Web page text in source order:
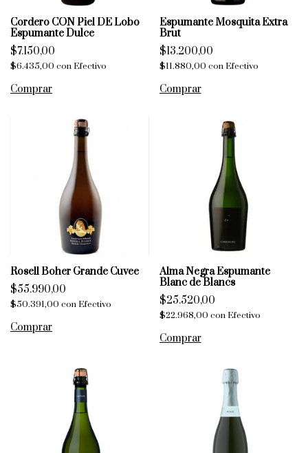
Cordero CON Piel DE Lobo
Espumante Dulce
$7.150,00
$6.435,00 conEfectivo
Espumante Mosquita Extra
Brut
$13.200,00
$11.880,00 con Efectivo
Rosell Boher Grande Cuvee
$55.990,00
$50.391,00 conEfectivo
Alma Negra Espumante
Blanc de Blancs
$25.520,00
$22.968,00 con Efectivo